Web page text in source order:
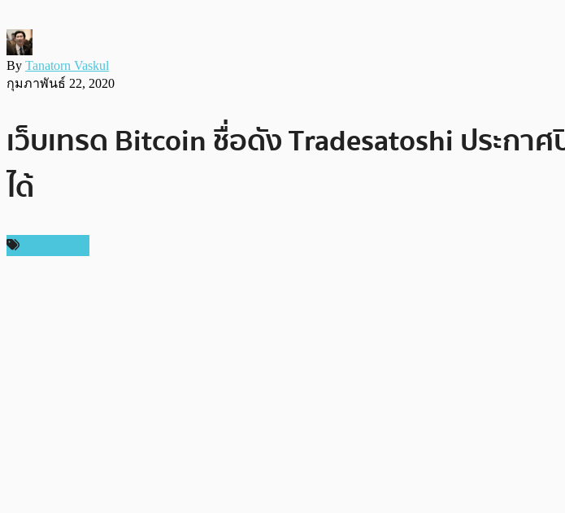
By Tanatorn Vaskul
กุมภาพันธ์ 22, 2020
เว็บเทรด Bitcoin ชื่อดัง Tradesatoshi ประก
ได้